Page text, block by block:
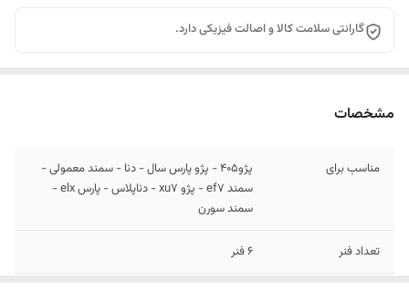
گارانتی سلامت کالا و اصالت فیزیکی دارد.
مشخصات
مناسب برای
پژو405 - پژو پارس سال - دنا - سمند معمولی -
سمند ef7 - پژو xu7 - دناپلاس - پارس elx -
سمند سورن
تعداد فنر 6 فنر